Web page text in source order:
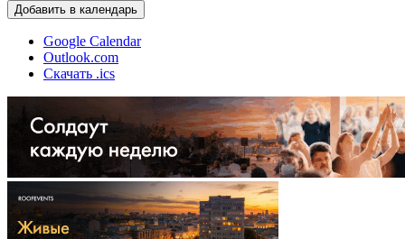
Добавить в календарь
Google Calendar
Outlook.com
Скачать .ics